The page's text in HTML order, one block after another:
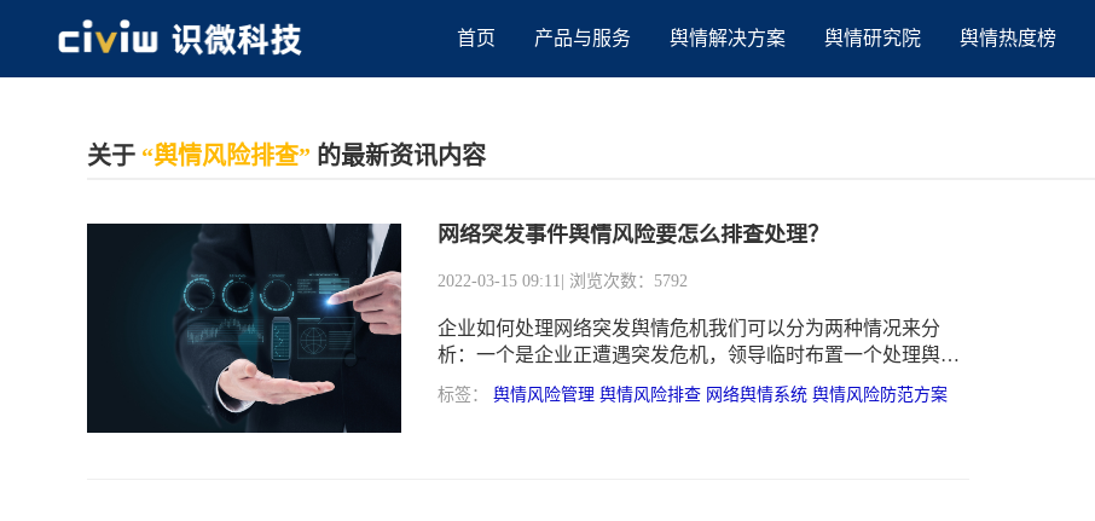
首页 产品与服务 舆情解决方案 舆情研究院 舆情热度榜
关于 “舆情风险排查” 的最新资讯内容
网络突发事件舆情风险要怎么排查处理？
2022-03-15 09:11 | 浏览次数：5792
企业如何处理网络突发舆情危机我们可以分为两种情况来分
析：一个是企业正遭遇突发危机，领导临时布置一个处理舆情
危机的任务；另一个是企业为了防范于未然，想提前了解该如
何处理未来可能出现的网络舆情危机。
标签： 舆情风险管理 舆情风险排查 网络舆情系统 舆情风险防范方案